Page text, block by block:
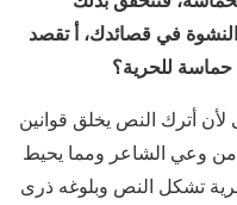
في قصائدك، أ تقصد
للحرية؟
أترك النص يخلق قوانين
وعي الشاعر ومما يحيط
تشكل النص وبلوغه ذرى